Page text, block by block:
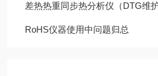
差热热重同步热分析仪（DTG维护
RoHS仪器使用中问题归总